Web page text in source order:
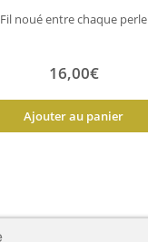
Fil noué entre chaque perle
16,00€
Ajouter au panier